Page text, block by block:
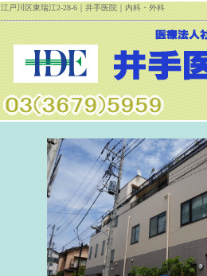
江戸川区東瑞江2-28-6｜井手医院｜内科・外科